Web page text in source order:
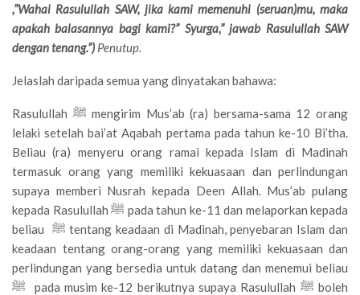
,”Wahai Rasulullah SAW, jika kami memenuhi (seruan)mu, maka
apakah balasannya bagi kami?” Syurga,” jawab Rasulullah SAW
dengan tenang.”) Penutup.
Jelaslah daripada semua yang dinyatakan bahawa:
Rasulullah ﷺ mengirim Mus’ab (ra) bersama-sama 12 orang
lelaki setelah bai’at Aqabah pertama pada tahun ke-10 Bi’tha.
Beliau (ra) menyeru orang ramai kepada Islam di Madinah
termasuk orang yang memiliki kekuasaan dan perlindungan
supaya memberi Nusrah kepada Deen Allah. Mus’ab pulang
kepada Rasulullah ﷺ pada tahun ke-11 dan melaporkan kepada
beliau ﷺ tentang keadaan di Madinah, penyebaran Islam dan
keadaan tentang orang-orang yang memiliki kekuasaan dan
perlindungan yang bersedia untuk datang dan menemui beliau
ﷺ pada musim ke-12 berikutnya supaya Rasulullah ﷺ boleh